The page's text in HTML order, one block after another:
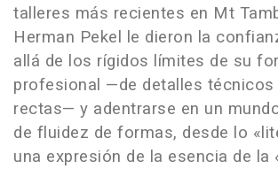
talleres más recientes en Mt
Herman Pekel le dieron la
allá de los rígidos límites de su
profesional —de detalles técnicos
rectas— y adentrarse en un
de fluidez de formas, desde lo
una expresión de la esencia de la